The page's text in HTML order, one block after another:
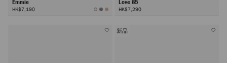
Emmie
HK$7,190
Love 85
HK$7,290
新品